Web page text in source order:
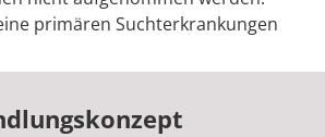
primären Suchterkrankungen